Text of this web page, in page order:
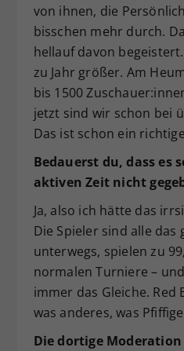
von ihnen, die
bisschen mehr durch.
hellauf davon
zu Jahr größer. Am
bis 1500
jetzt sind wir schon bei
Das ist schon ein
Bedauerst du, dass es
aktiven Zeit nicht
Ja, also ich hätte das
Die Spieler sind alle das
unterwegs, spielen zu
normalen Turniere –
immer das Gleiche. Red
was anderes, was
Die dortige